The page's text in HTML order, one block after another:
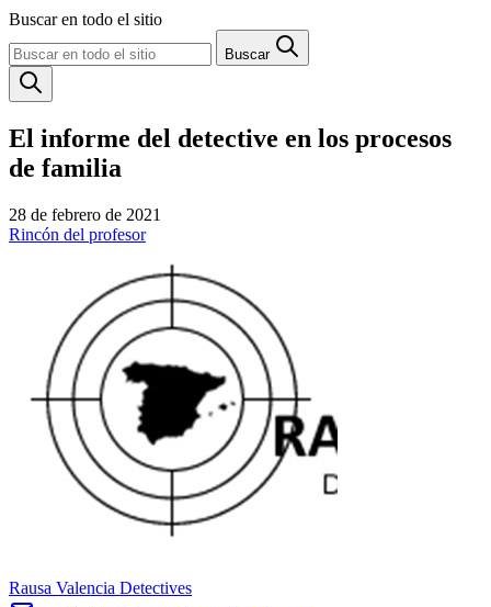
Buscar en todo el sitio
Buscar
El informe del detective en los procesos
de familia
28 de febrero de 2021
Rincón del profesor
Rausa Valencia Detectives